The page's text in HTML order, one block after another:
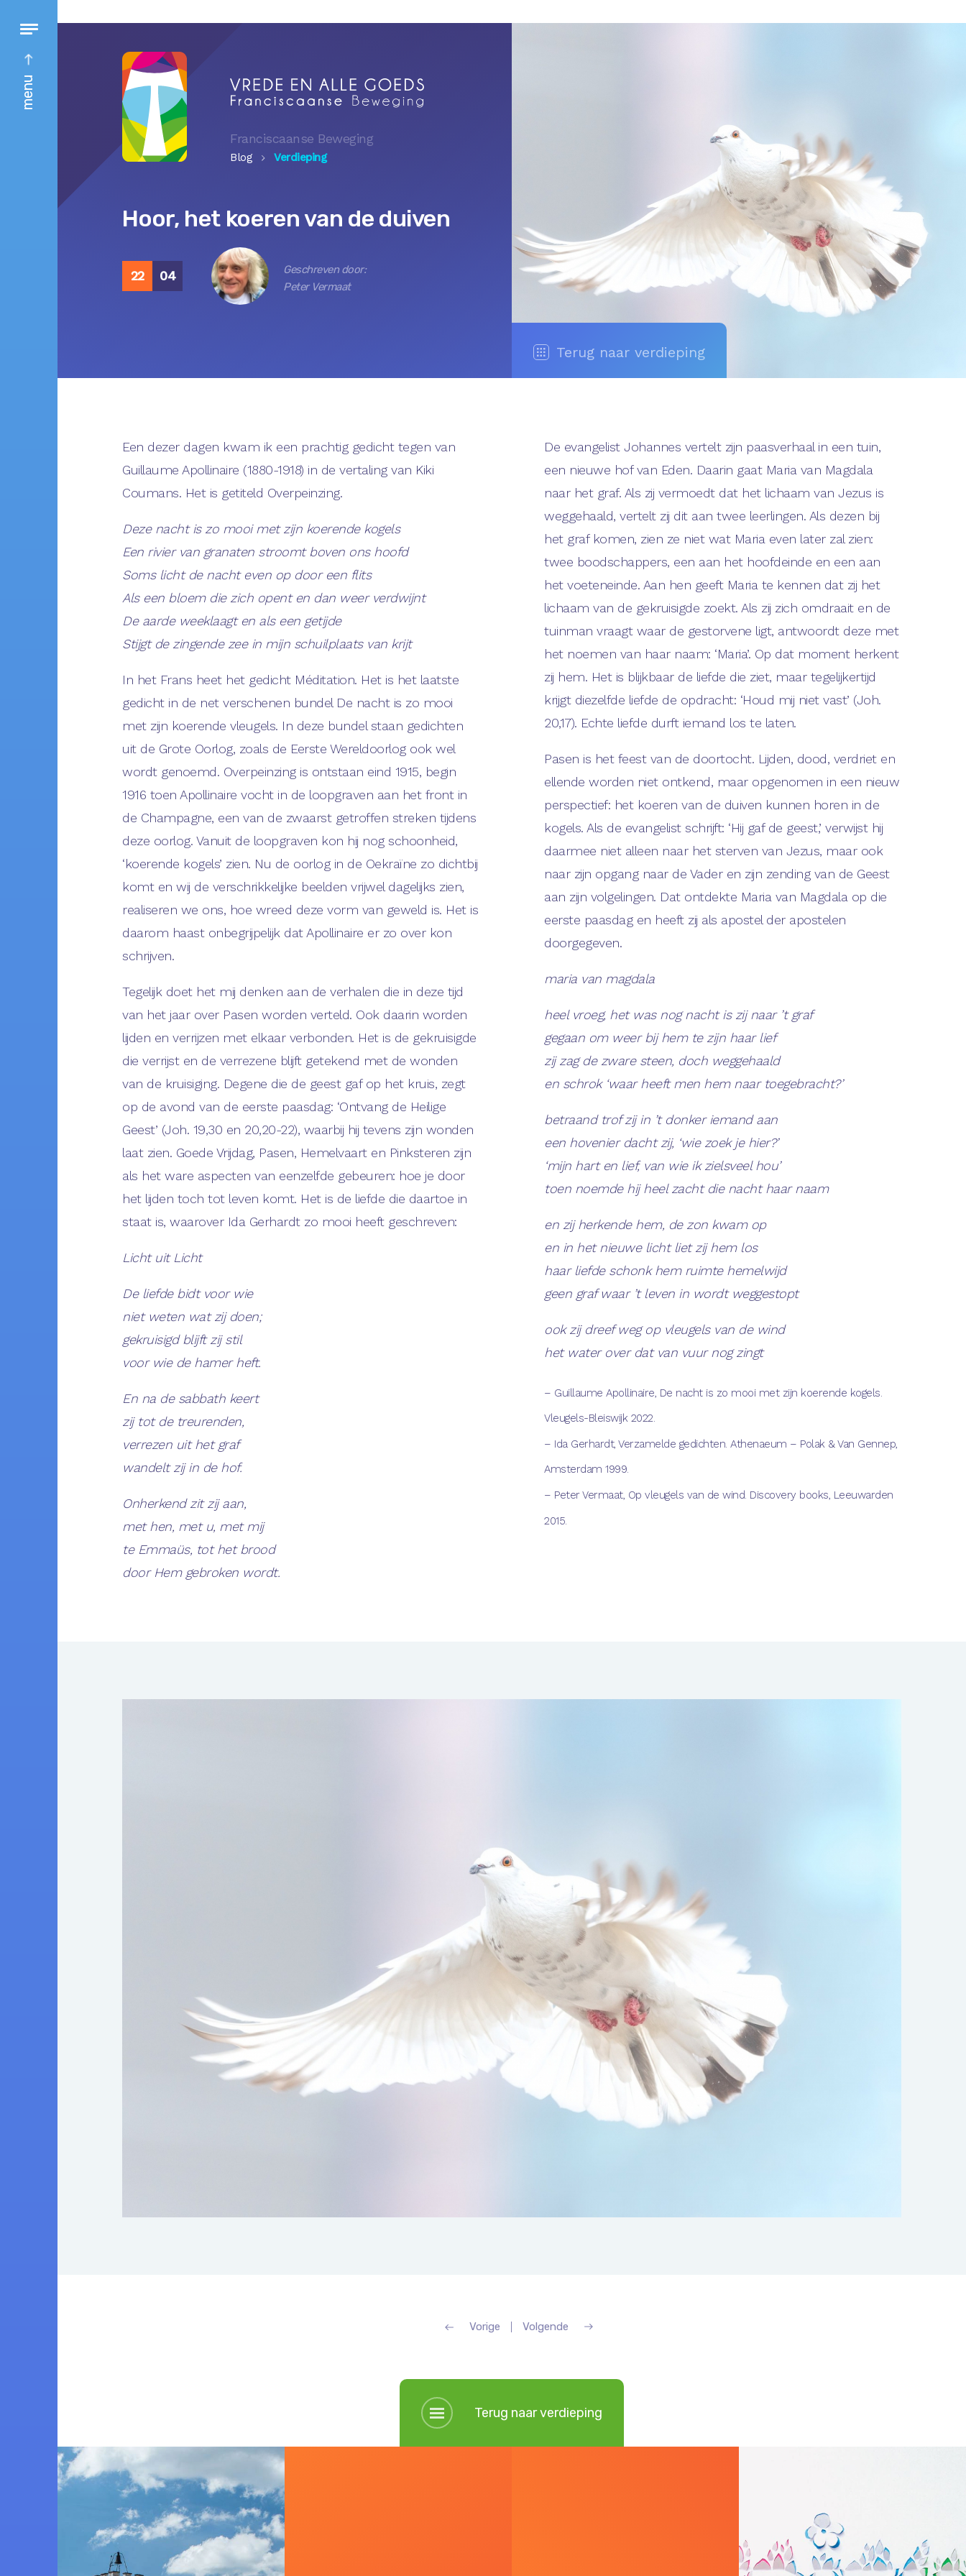
menu
Franciscaanse Beweging
Blog Verdieping
Hoor, het koeren van de duiven
22 04
Geschreven door:
Peter Vermaat
Terug naar verdieping
Een dezer dagen kwam ik een prachtig gedicht tegen van
Guillaume Apollinaire (1880-1918) in de vertaling van Kiki
Coumans. Het is getiteld Overpeinzing.
Deze nacht is zo mooi met zijn koerende kogels
Een rivier van granaten stroomt boven ons hoofd
Soms licht de nacht even op door een flits
Als een bloem die zich opent en dan weer verdwijnt
De aarde weeklaagt en als een getijde
Stijgt de zingende zee in mijn schuilplaats van krijt
In het Frans heet het gedicht Méditation. Het is het laatste
gedicht in de net verschenen bundel De nacht is zo mooi
met zijn koerende vleugels. In deze bundel staan gedichten
uit de Grote Oorlog, zoals de Eerste Wereldoorlog ook wel
wordt genoemd. Overpeinzing is ontstaan eind 1915, begin
1916 toen Apollinaire vocht in de loopgraven aan het front in
de Champagne, een van de zwaarst getroffen streken tijdens
deze oorlog. Vanuit de loopgraven kon hij nog schoonheid,
‘koerende kogels’ zien. Nu de oorlog in de Oekraïne zo dichtbij
komt en wij de verschrikkelijke beelden vrijwel dagelijks zien,
realiseren we ons, hoe wreed deze vorm van geweld is. Het is
daarom haast onbegrijpelijk dat Apollinaire er zo over kon
schrijven.
Tegelijk doet het mij denken aan de verhalen die in deze tijd
van het jaar over Pasen worden verteld. Ook daarin worden
lijden en verrijzen met elkaar verbonden. Het is de gekruisigde
die verrijst en de verrezene blijft getekend met de wonden
van de kruisiging. Degene die de geest gaf op het kruis, zegt
op de avond van de eerste paasdag: ‘Ontvang de Heilige
Geest’ (Joh. 19,30 en 20,20-22), waarbij hij tevens zijn wonden
laat zien. Goede Vrijdag, Pasen, Hemelvaart en Pinksteren zijn
als het ware aspecten van eenzelfde gebeuren: hoe je door
het lijden toch tot leven komt. Het is de liefde die daartoe in
staat is, waarover Ida Gerhardt zo mooi heeft geschreven:
Licht uit Licht
De liefde bidt voor wie
niet weten wat zij doen;
gekruisigd blijft zij stil
voor wie de hamer heft.
En na de sabbath keert
zij tot de treurenden,
verrezen uit het graf
wandelt zij in de hof.
Onherkend zit zij aan,
met hen, met u, met mij
te Emmaüs, tot het brood
door Hem gebroken wordt.
De evangelist Johannes vertelt zijn paasverhaal in een tuin,
een nieuwe hof van Eden. Daarin gaat Maria van Magdala
naar het graf. Als zij vermoedt dat het lichaam van Jezus is
weggehaald, vertelt zij dit aan twee leerlingen. Als dezen bij
het graf komen, zien ze niet wat Maria even later zal zien:
twee boodschappers, een aan het hoofdeinde en een aan
het voeteneinde. Aan hen geeft Maria te kennen dat zij het
lichaam van de gekruisigde zoekt. Als zij zich omdraait en de
tuinman vraagt waar de gestorvene ligt, antwoordt deze met
het noemen van haar naam: ‘Maria’. Op dat moment herkent
zij hem. Het is blijkbaar de liefde die ziet, maar tegelijkertijd
krijgt diezelfde liefde de opdracht: ‘Houd mij niet vast’ (Joh.
20,17). Echte liefde durft iemand los te laten.
Pasen is het feest van de doortocht. Lijden, dood, verdriet en
ellende worden niet ontkend, maar opgenomen in een nieuw
perspectief: het koeren van de duiven kunnen horen in de
kogels. Als de evangelist schrijft: ‘Hij gaf de geest,’ verwijst hij
daarmee niet alleen naar het sterven van Jezus, maar ook
naar zijn opgang naar de Vader en zijn zending van de Geest
aan zijn volgelingen. Dat ontdekte Maria van Magdala op die
eerste paasdag en heeft zij als apostel der apostelen
doorgegeven.
maria van magdala
heel vroeg, het was nog nacht is zij naar ’t graf
gegaan om weer bij hem te zijn haar lief
zij zag de zware steen, doch weggehaald
en schrok ‘waar heeft men hem naar toegebracht?’
betraand trof zij in ’t donker iemand aan
een hovenier dacht zij, ‘wie zoek je hier?’
‘mijn hart en lief, van wie ik zielsveel hou’
toen noemde hij heel zacht die nacht haar naam
en zij herkende hem, de zon kwam op
en in het nieuwe licht liet zij hem los
haar liefde schonk hem ruimte hemelwijd
geen graf waar ’t leven in wordt weggestopt
ook zij dreef weg op vleugels van de wind
het water over dat van vuur nog zingt
– Guillaume Apollinaire, De nacht is zo mooi met zijn koerende kogels.
Vleugels-Bleiswijk 2022.
– Ida Gerhardt, Verzamelde gedichten. Athenaeum – Polak & Van Gennep,
Amsterdam 1999.
– Peter Vermaat, Op vleugels van de wind. Discovery books, Leeuwarden
2015.
Vorige Volgende
Terug naar verdieping